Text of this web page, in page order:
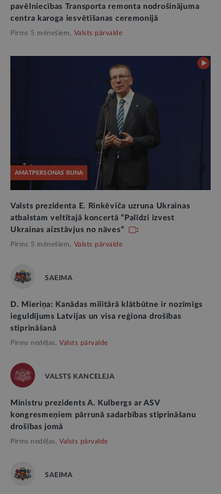
pavēlniecības Transporta remonta nodrošinājuma
centra karoga iesvētīšanas ceremonijā
Pirms 5 mēnešiem, Valsts pārvalde
AMATPERSONAS RUNA
Valsts prezidenta E. Rinkēviča uzruna Ukrainas
atbalstam veltītajā koncertā “Palīdzi izvest
Ukrainas aizstāvjus no nāves”
Pirms 5 mēnešiem, Valsts pārvalde
SAEIMA
D. Mieriņa: Kanādas militārā klātbūtne ir nozīmīgs
ieguldījums Latvijas un visa reģiona drošības
stiprināšanā
Pirms nedēļas, Valsts pārvalde
VALSTS KANCELEJA
Ministru prezidents A. Kulbergs ar ASV
kongresmeņiem pārrunā sadarbības stiprināšanu
drošības jomā
Pirms nedēļas, Valsts pārvalde
SAEIMA